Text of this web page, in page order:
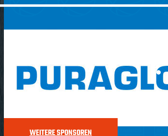
WEITERE SPONSOREN